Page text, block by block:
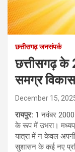
छत्तीसगढ़ जनसंपर्क
छत्तीसगढ़ के
समग्र विकास
December 15,
रायपुर: 1 नवंबर 2000
के रूप में उभरा।
यात्रा में न केवल
सुशासन के कई नए